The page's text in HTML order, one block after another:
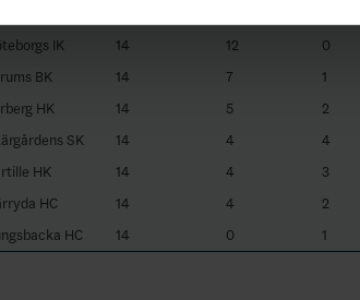
IK 14 12 0
BK 14 7 1
HK 14 5 2
SK 14 4 4
HK 14 4 3
HC 14 4 2
HC 14 0 1